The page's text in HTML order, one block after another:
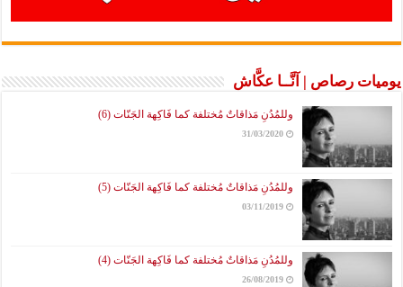
يوميات رصاص | آنَّــا عكَّاش
وللمُدُنِ مَذاقاتٌ مُختلفة كما فَاكِهة الجَنّات (6)
31/03/2020
وللمُدُنِ مَذاقاتٌ مُختلفة كما فَاكِهة الجَنّات (5)
03/11/2019
وللمُدُنِ مَذاقاتٌ مُختلفة كما فَاكِهة الجَنّات (4)
26/08/2019